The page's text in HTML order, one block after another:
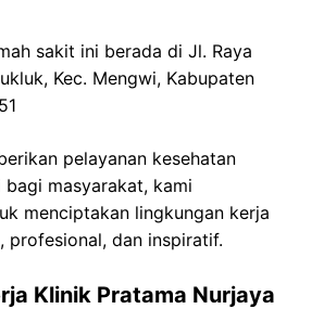
sakit ini berada di Jl. Raya
, Kec. Mengwi, Kabupaten
pelayanan kesehatan
masyarakat, kami
menciptakan lingkungan kerja
profesional, dan inspiratif.
Klinik Pratama Nurjaya